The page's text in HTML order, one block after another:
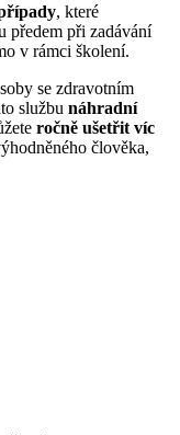
, které
předem při zadávání
v rámci školení.
se zdravotním
službu náhradní
ročně ušetřit víc
člověka,